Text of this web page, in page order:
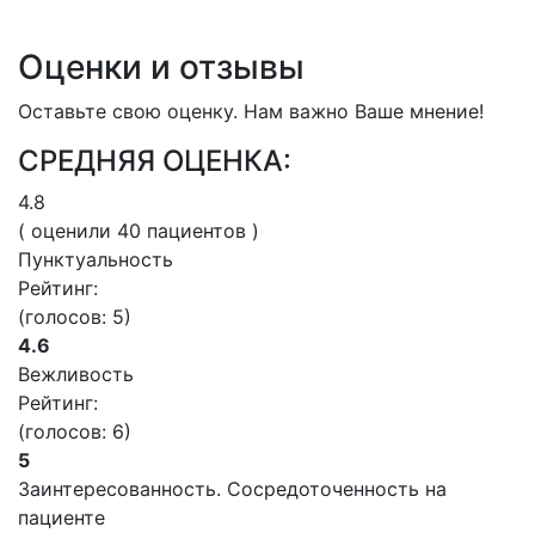
Оценки и отзывы
Оставьте свою оценку. Нам важно Ваше мнение!
СРЕДНЯЯ ОЦЕНКА:
4.8
( оценили 40 пациентов )
Пунктуальность
Рейтинг:
(голосов: 5)
4.6
Вежливость
Рейтинг:
(голосов: 6)
5
Заинтересованность. Сосредоточенность на
пациенте